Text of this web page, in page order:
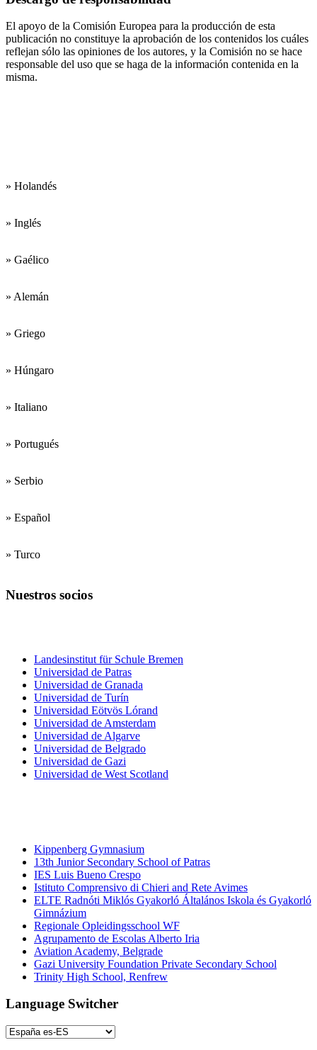
El apoyo de la Comisión Europea para la producción de esta
publicación no constituye la aprobación de los contenidos los cuáles
reflejan sólo las opiniones de los autores, y la Comisión no se hace
responsable del uso que se haga de la información contenida en la
misma.
» Holandés
» Inglés
» Gaélico
» Alemán
» Griego
» Húngaro
» Italiano
» Portugués
» Serbio
» Español
» Turco
Nuestros socios
Landesinstitut für Schule Bremen
Universidad de Patras
Universidad de Granada
Universidad de Turín
Universidad Eötvös Lórand
Universidad de Amsterdam
Universidad de Algarve
Universidad de Belgrado
Universidad de Gazi
Universidad de West Scotland
Kippenberg Gymnasium
13th Junior Secondary School of Patras
IES Luis Bueno Crespo
Istituto Comprensivo di Chieri and Rete Avimes
ELTE Radnóti Miklós Gyakorló Általános Iskola és Gyakorló
Gimnázium
Regionale Opleidingsschool WF
Agrupamento de Escolas Alberto Iria
Aviation Academy, Belgrade
Gazi University Foundation Private Secondary School
Trinity High School, Renfrew
Language Switcher